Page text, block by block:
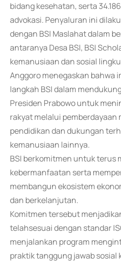
bidang kesehatan, serta
advokasi. Penyaluran ini
dengan BSI Maslahat dalam
antaranya Desa BSI, BSI
kemanusiaan dan sosial
Anggoro menegaskan bahwa
langkah BSI dalam
Presiden Prabowo untuk
rakyat melalui
pendidikan dan dukungan
kemanusiaan lainnya.
BSI berkomitmen untuk terus
kebermanfaatan serta
membangun ekosistem
dan berkelanjutan.
Komitmen tersebut
telahsesuai dengan standar
menjalankan program
praktik tanggung jawab sosial